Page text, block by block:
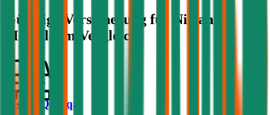
Günstige Versicherung für
Nissan
Modelle im Vergleich:
Nissan Qashqai